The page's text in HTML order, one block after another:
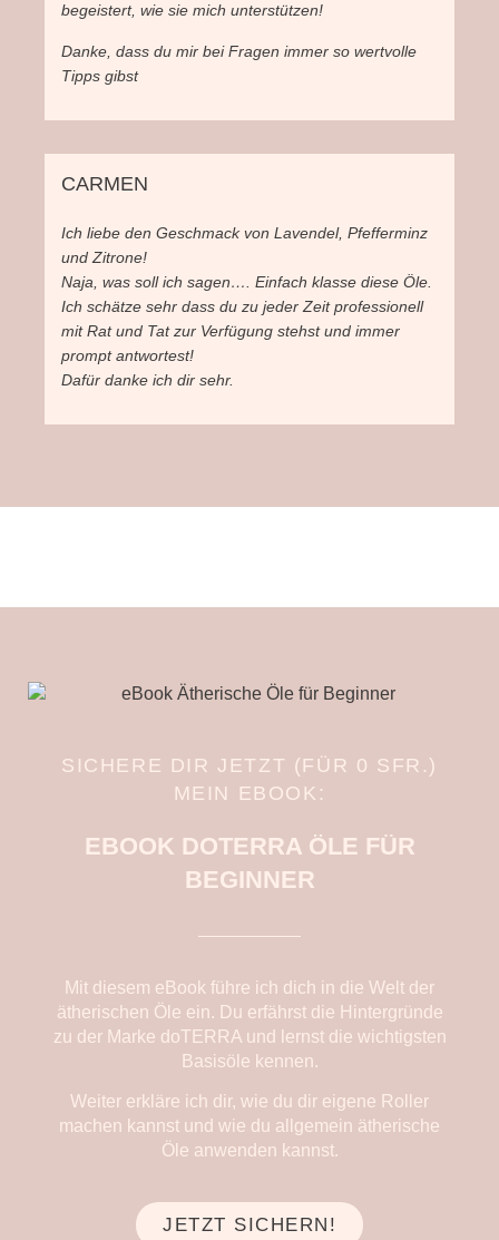
begeistert, wie sie mich unterstützen!
Danke, dass du mir bei Fragen immer so wertvolle
Tipps gibst
CARMEN
Ich liebe den Geschmack von Lavendel, Pfefferminz
und Zitrone!
Naja, was soll ich sagen…. Einfach klasse diese Öle.
Ich schätze sehr dass du zu jeder Zeit professionell
mit Rat und Tat zur Verfügung stehst und immer
prompt antwortest!
Dafür danke ich dir sehr.
SICHERE DIR JETZT (FÜR 0 SFR.)
MEIN EBOOK:
EBOOK DOTERRA ÖLE FÜR
BEGINNER
Mit diesem eBook führe ich dich in die Welt der
ätherischen Öle ein. Du erfährst die Hintergründe
zu der Marke doTERRA und lernst die wichtigsten
Basisöle kennen.
Weiter erkläre ich dir, wie du dir eigene Roller
machen kannst und wie du allgemein ätherische
Öle anwenden kannst.
JETZT SICHERN!